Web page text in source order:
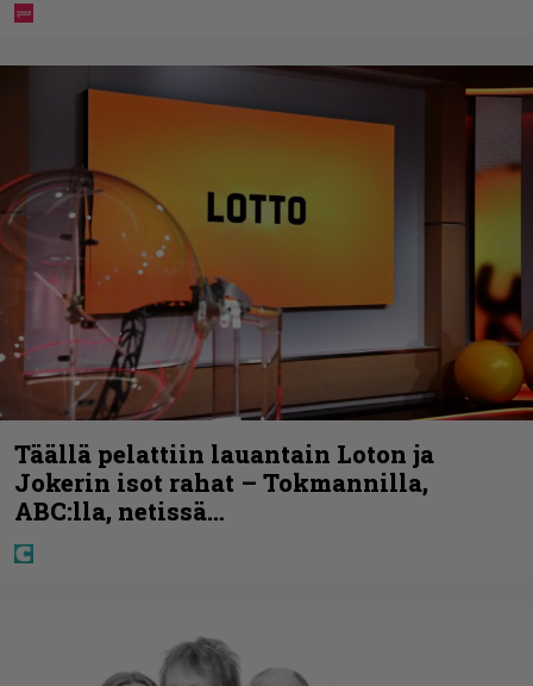
Täällä pelattiin lauantain Loton ja
Jokerin isot rahat – Tokmannilla,
ABC:lla, netissä…